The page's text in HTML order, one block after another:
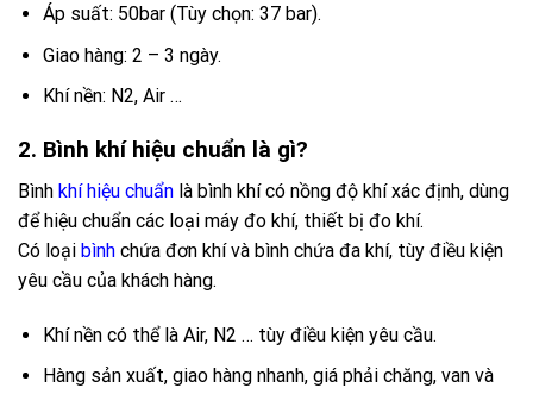
Áp suất: 50bar (Tùy chọn: 37 bar).
Giao hàng: 2 – 3 ngày.
Khí nền: N2, Air …
2. Bình khí hiệu chuẩn là gì?
Bình khí hiệu chuẩn là bình khí có nồng độ khí xác định, dùng
để hiệu chuẩn các loại máy đo khí, thiết bị đo khí.
Có loại bình chứa đơn khí và bình chứa đa khí, tùy điều kiện
yêu cầu của khách hàng.
Khí nền có thể là Air, N2 … tùy điều kiện yêu cầu.
Hàng sản xuất, giao hàng nhanh, giá phải chăng, van và